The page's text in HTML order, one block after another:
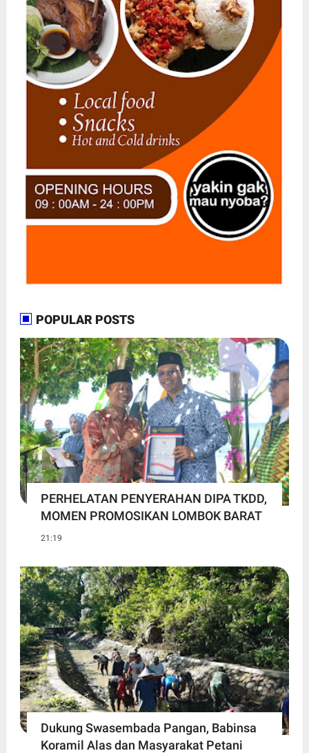
POPULAR POSTS
PERHELATAN PENYERAHAN DIPA TKDD,
MOMEN PROMOSIKAN LOMBOK BARAT
21:19
Dukung Swasembada Pangan, Babinsa
Koramil Alas dan Masyarakat Petani